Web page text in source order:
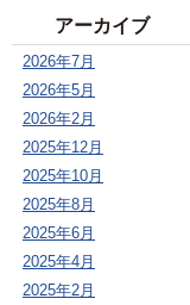
アーカイブ
2026年7月
2026年5月
2026年2月
2025年12月
2025年10月
2025年8月
2025年6月
2025年4月
2025年2月